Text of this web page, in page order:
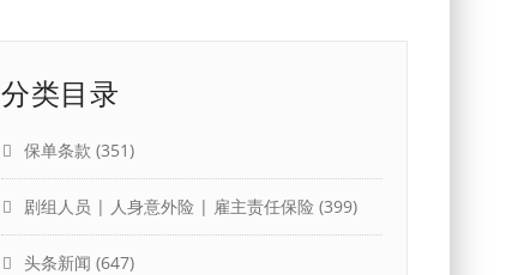
分类目录
保单条款 (351)
剧组人员 | 人身意外险 | 雇主责任保险 (399)
头条新闻 (647)